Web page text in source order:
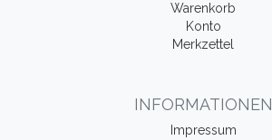
Warenkorb
Konto
Merkzettel
INFORMATIONEN
Impressum